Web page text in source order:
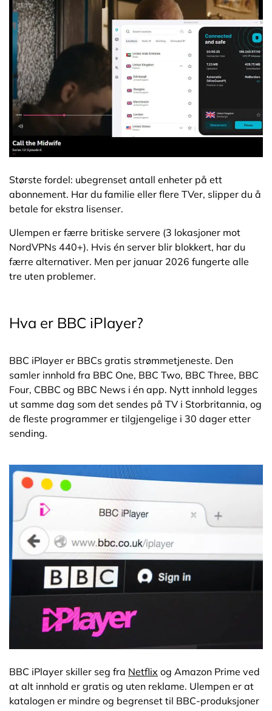
Største fordel: ubegrenset antall enheter på ett
abonnement. Har du familie eller flere TVer, slipper du å
betale for ekstra lisenser.
Ulempen er færre britiske servere (3 lokasjoner mot
NordVPNs 440+). Hvis én server blir blokkert, har du
færre alternativer. Men per januar 2026 fungerte alle
tre uten problemer.
Hva er BBC iPlayer?
BBC iPlayer er BBCs gratis strømmetjeneste. Den
samler innhold fra BBC One, BBC Two, BBC Three, BBC
Four, CBBC og BBC News i én app. Nytt innhold legges
ut samme dag som det sendes på TV i Storbritannia, og
de fleste programmer er tilgjengelige i 30 dager etter
sending.
BBC iPlayer skiller seg fra Netflix og Amazon Prime ved
at alt innhold er gratis og uten reklame. Ulempen er at
katalogen er mindre og begrenset til BBC-produksjoner